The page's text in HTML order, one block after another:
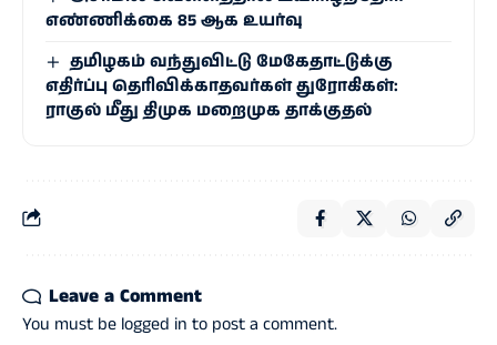
எண்ணிக்கை 85 ஆக உயர்வு
தமிழகம் வந்துவிட்டு மேகேதாட்டுக்கு
எதிர்ப்பு தெரிவிக்காதவர்கள் துரோகிகள்:
ராகுல்​ மீது திமுக மறைமுக தாக்குதல்
Leave a Comment
You must be logged in to post a comment.